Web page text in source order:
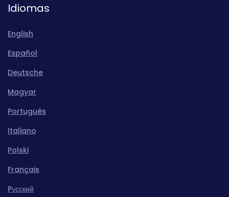
Idiomas
English
Español
Deutsche
Magyar
Português
Italiano
Polski
Français
Pусский